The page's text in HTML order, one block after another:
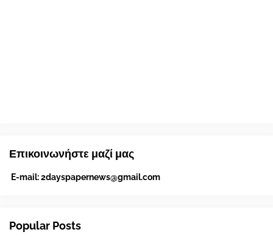
Επικοινωνήστε μαζί μας
E-mail:2dayspapernews@gmail.com
Popular Posts